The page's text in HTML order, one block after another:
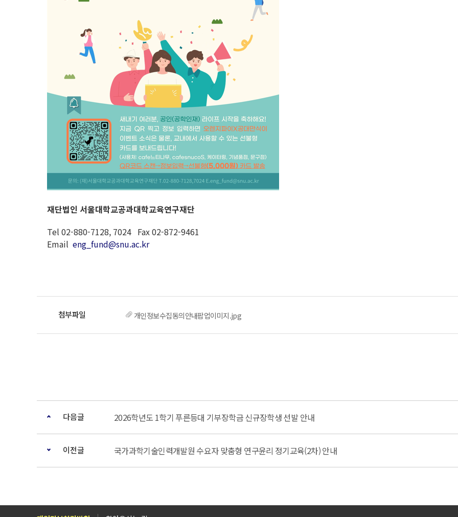
재단법인 서울대학교공과대학교육연구재단
Tel 02-880-7128, 7024 Fax 02-872-9461
Email eng_fund@snu.ac.kr
개인정보수집동의안내팝업이미지.jpg
다음글 2026학년도 1학기 푸른등대 기부장학금 신규장학생 선발 안내
이전글 국가과학기술인력개발원 수요자 맞춤형 연구윤리 정기교육(2차) 안내